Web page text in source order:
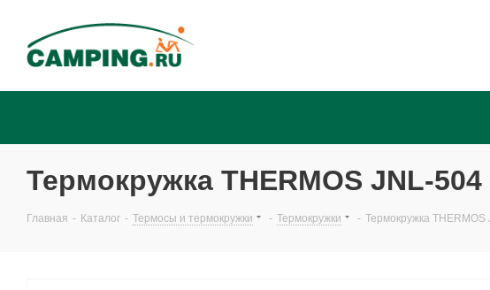
Термокружка THERMOS JNL-
Главная - Каталог - Термосы и термокружки - Термокружки - Термокружка THERMOS